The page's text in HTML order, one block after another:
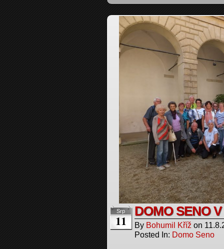
Srp
11
DOMO SENO
By Bohumil Kříž on
Posted In: Domo Seno